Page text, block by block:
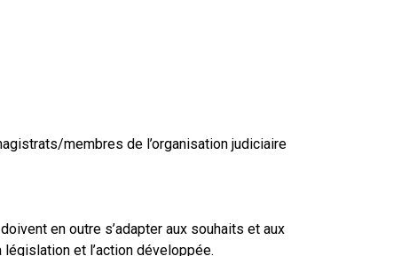
membres de l’organisation judiciaire
en outre s’adapter aux souhaits et aux
et l’action développée.